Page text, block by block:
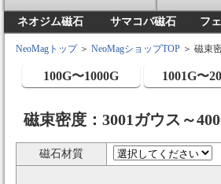
ネオジム磁石 サマコバ磁石 フ
NeoMagトップ＞ NeoMagショップTOP ＞ 磁束
100G〜1000G 1001G〜
磁束密度：3001ガウス～
磁石材質